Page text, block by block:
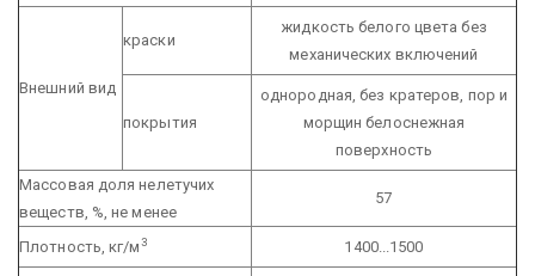
Внешний вид
краски
жидкость белого цвета без
механических включений
покрытия
однородная, без кратеров, пор и
морщин белоснежная
поверхность
Массовая доля нелетучих
веществ, %, не менее
57
Плотность, кг/м3 1400...1500